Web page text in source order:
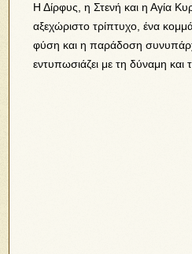
Η Δίρφυς, η Στενή και η Αγία
αξεχώριστο τρίπτυχο, ένα
φύση και η παράδοση
εντυπωσιάζει με τη δύναμη και